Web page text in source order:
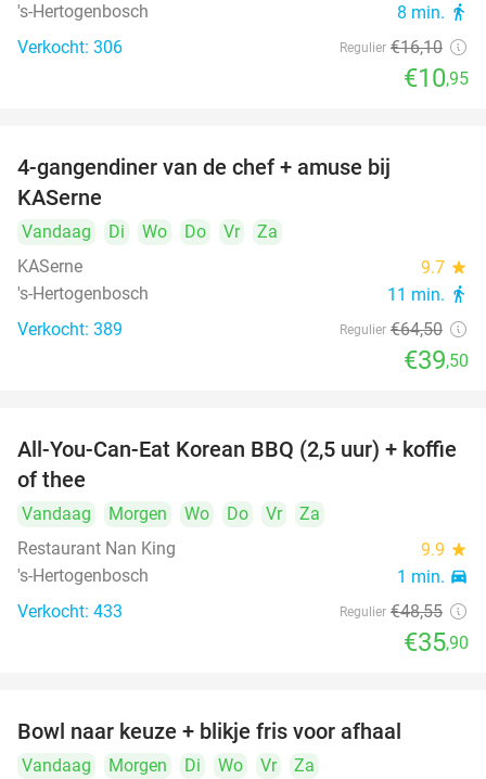
's-Hertogenbosch 8 min. directions_walk
Verkocht: 306 Regulier €16,10
€10,95
4-gangendiner van de chef + amuse bij
KASerne
Vandaag Di Wo Do Vr
Za
KASerne
9.7 star
's-Hertogenbosch 11 min. directions_walk
Verkocht: 389 Regulier €64,50
€39,50
26%
All-You-Can-Eat Korean BBQ (2,5 uur) + koffie
of thee
Vandaag Morgen Wo Do Vr
Za
Restaurant Nan King
9.9 star
's-Hertogenbosch 1 min. directions_car
Verkocht: 433 Regulier €48,55
€35,90
Bowl naar keuze + blikje fris voor afhaal
Vandaag Morgen Di Wo Vr
Za